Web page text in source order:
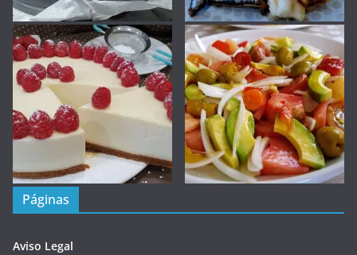
Páginas
Aviso Legal